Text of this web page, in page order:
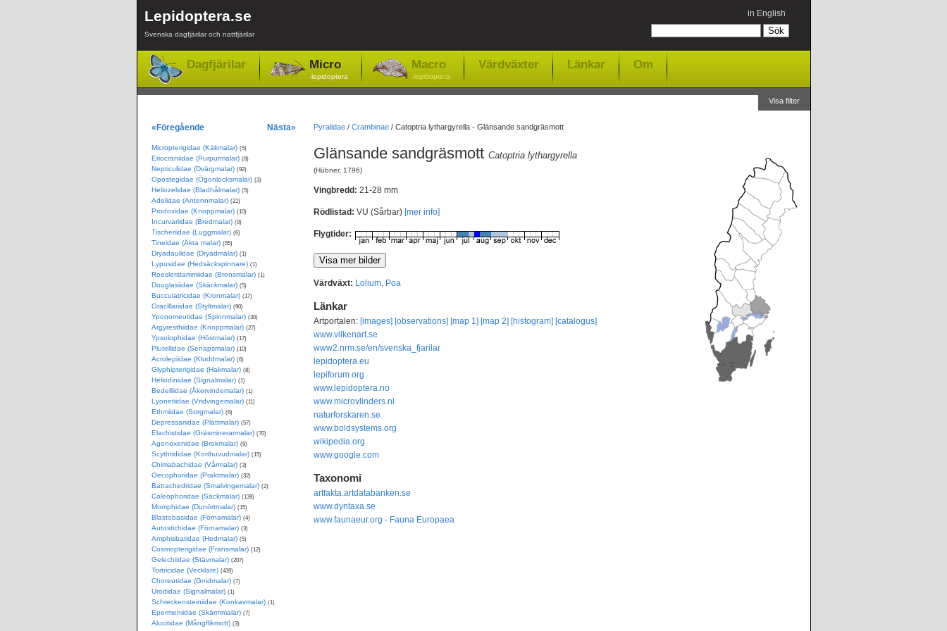
Lepidoptera.se
Svenska dagfjärilar och nattfjärilar
in English
Dagfjärilar Micro
-lepidoptera
Macro
-lepidoptera
Värdväxter Länkar Om
Visa filter
Pyralidae/ Crambinae/ Catoptria lythargyrella - Glänsande sandgräsmott
Glänsande sandgräsmott Catoptria lythargyrella
(Hübner, 1796)
Vingbredd: 21-28 mm
Rödlistad: VU (Sårbar) [mer info]
Flygtider:
Värdväxt: Lolium, Poa
Länkar
Artportalen: [images] [observations] [map 1] [map 2] [histogram] [catalogus]
www.vilkenart.se
www2.nrm.se/en/svenska_fjarilar
lepidoptera.eu
lepiforum.org
www.lepidoptera.no
www.microvlinders.nl
naturforskaren.se
www.boldsystems.org
wikipedia.org
www.google.com
Taxonomi
artfakta.artdatabanken.se
www.dyntaxa.se
www.faunaeur.org - Fauna Europaea
«Föregående Nästa»
Micropterigidae (Käkmalar) (5)
Eriocraniidae (Purpurmalar) (8)
Nepticulidae (Dvärgmalar) (92)
Opostegidae (Ögonlocksmalar) (3)
Heliozelidae (Bladhålmalar) (5)
Adelidae (Antennmalar) (21)
Prodoxidae (Knoppmalar) (10)
Incurvariidae (Bredmalar) (9)
Tischeriidae (Luggmalar) (6)
Tineidae (Äkta malar) (55)
Dryadaulidae (Dryadmalar) (1)
Lypusidae (Hedsäckspinnare) (1)
Roeslerstammiidae (Bronsmalar) (1)
Douglasiidae (Skäckmalar) (5)
Bucculatricidae (Kronmalar) (17)
Gracillariidae (Styltmalar) (90)
Yponomeutidae (Spinnmalar) (30)
Argyresthiidae (Knoppmalar) (27)
Ypsolophidae (Höstmalar) (17)
Plutellidae (Senapsmalar) (10)
Acrolepiidae (Kluddmalar) (6)
Glyphipterigidae (Hakmalar) (8)
Heliodinidae (Signalmalar) (1)
Bedelliidae (Åkervindemalar) (1)
Lyonetiidae (Vridvingemalar) (11)
Ethmiidae (Sorgmalar) (6)
Depressariidae (Plattmalar) (57)
Elachistidae (Gräsminerarmalar) (70)
Agonoxenidae (Brokmalar) (9)
Scythrididae (Korthuvudmalar) (15)
Chimabachidae (Vårmalar) (3)
Oecophoridae (Praktmalar) (32)
Batrachedridae (Smalvingemalar) (2)
Coleophoridae (Säckmalar) (139)
Momphidae (Dunörtmalar) (15)
Blastobasidae (Förnamalar) (4)
Autostichidae (Förnamalar) (3)
Amphisbatidae (Hedmalar) (5)
Cosmopterigidae (Fransmalar) (12)
Gelechiidae (Stävmalar) (207)
Tortricidae (Vecklare) (439)
Choreutidae (Gnidmalar) (7)
Urodidae (Signalmalar) (1)
Schreckensteiniidae (Konkavmalar) (1)
Epermeniidae (Skärmmalar) (7)
Alucitidae (Mångflikmott) (3)